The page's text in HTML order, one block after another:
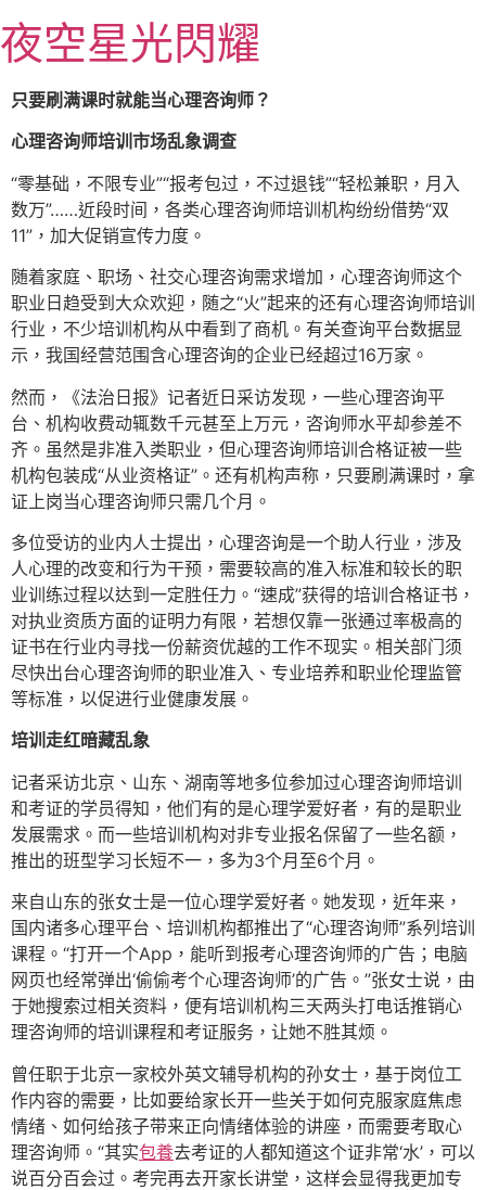
至
主
要
容
夜空星光閃耀
只要刷满课时就能当心理咨询师？
心理咨询师培训市场乱象调查
“零基础，不限专业”“报考包过，不过退钱”“轻松兼职，月入
数万”……近段时间，各类心理咨询师培训机构纷纷借势“双
11”，加大促销宣传力度。
随着家庭、职场、社交心理咨询需求增加，心理咨询师这个
职业日趋受到大众欢迎，随之“火”起来的还有心理咨询师培训
行业，不少培训机构从中看到了商机。有关查询平台数据显
示，我国经营范围含心理咨询的企业已经超过16万家。
然而，《法治日报》记者近日采访发现，一些心理咨询平
台、机构收费动辄数千元甚至上万元，咨询师水平却参差不
齐。虽然是非准入类职业，但心理咨询师培训合格证被一些
机构包装成“从业资格证”。还有机构声称，只要刷满课时，拿
证上岗当心理咨询师只需几个月。
多位受访的业内人士提出，心理咨询是一个助人行业，涉及
人心理的改变和行为干预，需要较高的准入标准和较长的职
业训练过程以达到一定胜任力。“速成”获得的培训合格证书，
对执业资质方面的证明力有限，若想仅靠一张通过率极高的
证书在行业内寻找一份薪资优越的工作不现实。相关部门须
尽快出台心理咨询师的职业准入、专业培养和职业伦理监管
等标准，以促进行业健康发展。
培训走红暗藏乱象
记者采访北京、山东、湖南等地多位参加过心理咨询师培训
和考证的学员得知，他们有的是心理学爱好者，有的是职业
发展需求。而一些培训机构对非专业报名保留了一些名额，
推出的班型学习长短不一，多为3个月至6个月。
来自山东的张女士是一位心理学爱好者。她发现，近年来，
国内诸多心理平台、培训机构都推出了“心理咨询师”系列培训
课程。“打开一个App，能听到报考心理咨询师的广告；电脑
网页也经常弹出‘偷偷考个心理咨询师’的广告。”张女士说，由
于她搜索过相关资料，便有培训机构三天两头打电话推销心
理咨询师的培训课程和考证服务，让她不胜其烦。
曾任职于北京一家校外英文辅导机构的孙女士，基于岗位工
作内容的需要，比如要给家长开一些关于如何克服家庭焦虑
情绪、如何给孩子带来正向情绪体验的讲座，而需要考取心
理咨询师。“其实包養去考证的人都知道这个证非常‘水’，可以
说百分百会过。考完再去开家长讲堂，这样会显得我更加专